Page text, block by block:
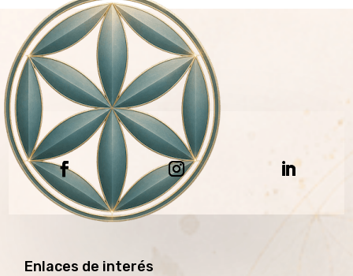
Enlaces de interés